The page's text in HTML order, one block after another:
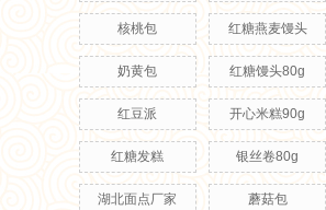
核桃包 红糖燕麦馒头
奶黄包 红糖馒头80g
红豆派 开心米糕90g
红糖发糕 银丝卷80g
湖北面点厂家 蘑菇包